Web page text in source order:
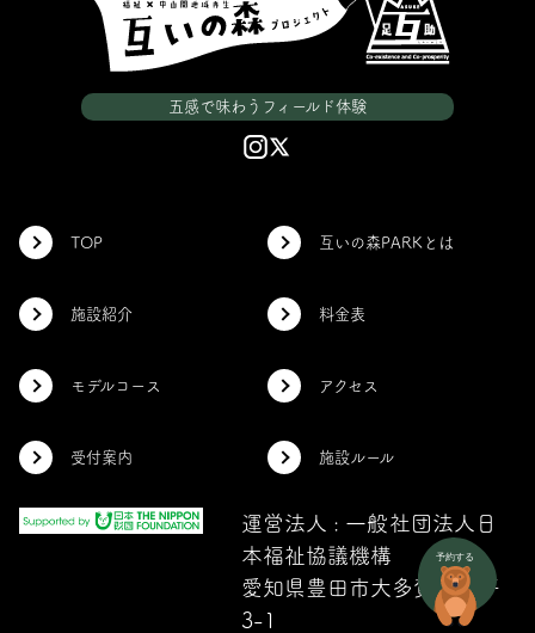
五感で味わうフィールド体験
運営法人 : 一般社団法人日
本福祉協議機構
愛知県豊田市大多賀町下平
3-1
TOP 互いの森PARKとは
施設紹介 料金表
モデルコース アクセス
受付案内 施設ルール